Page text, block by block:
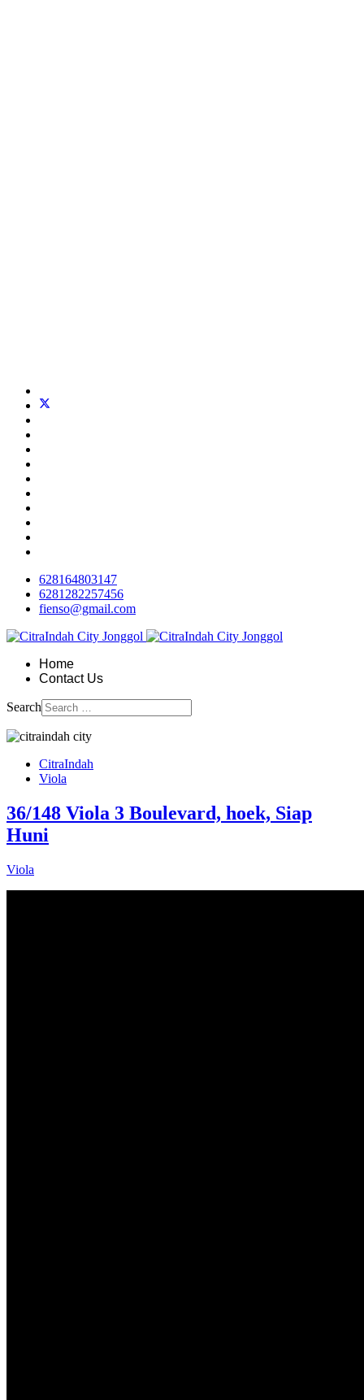
628164803147
6281282257456
fienso@gmail.com
Home
Contact Us
Search
CitraIndah
Viola
36/148 Viola 3 Boulevard, hoek, Siap
Huni
Viola